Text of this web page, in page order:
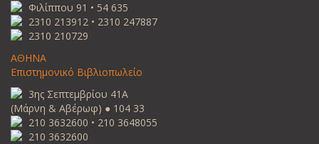
Φιλίππου 91 • 54 635
2310 213912 • 2310 247887
2310 210729
ΑΘΗΝΑ
Επιστημονικό Βιβλιοπωλείο
3ης Σεπτεμβρίου 41Α
(Μάρνη & Αβέρωφ) ● 104 33
210 3632600 • 210 3648055
210 3632600